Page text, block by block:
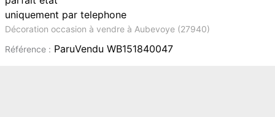
uniquement par telephone
Décoration occasion à vendre à Aubevoye (27940)
Référence : ParuVendu WB151840047